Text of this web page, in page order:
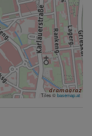
Tiles ©basemap.at